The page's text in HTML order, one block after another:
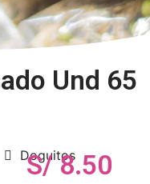
Und 65
Doguitos
S/8.50